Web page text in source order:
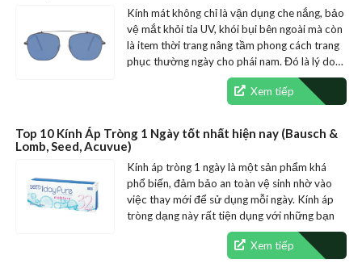
Kính mát không chỉ là vận dụng che nắng, bảo
vệ mắt khỏi tia UV, khói bụi bên ngoài mà còn
là item thời trang nâng tầm phong cách trang
phục thường ngày cho phái nam. Đó là lý do…
Xem tiếp
Top 10 Kính Áp Tròng 1 Ngày tốt nhất hiện nay (Bausch &
Lomb, Seed, Acuvue)
Kính áp tròng 1 ngày là một sản phẩm khá
phổ biến, đảm bảo an toàn vệ sinh nhờ vào
việc thay mới để sử dụng mỗi ngày. Kính áp
tròng dạng này rất tiện dụng với những bạn
Xem tiếp